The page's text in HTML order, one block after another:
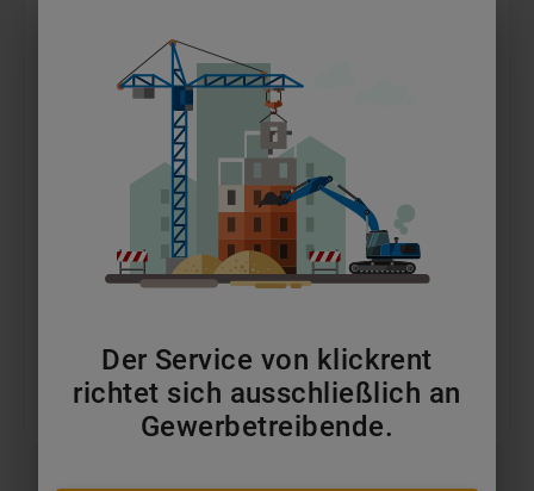
12,0t Frontstapler Diesel
ab 210 €pro Tag
IN DEN WARENKORB
Der Service von klickrent
richtet sich ausschließlich an
Gewerbetreibende.